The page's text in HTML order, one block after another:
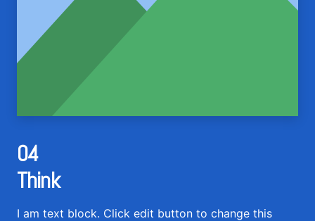
04
Think
I am text block. Click edit button to change this